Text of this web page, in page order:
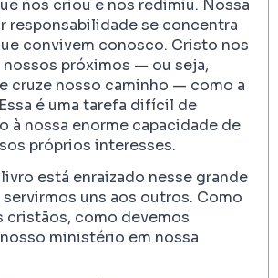
nos criou e nos redimiu. Nossa
responsabilidade se concentra
convivem conosco. Cristo nos
nossos próximos — ou seja,
cruze nosso caminho — como a
é uma tarefa difícil de
à nossa enorme capacidade de
próprios interesses.
está enraizado nesse grande
servirmos uns aos outros. Como
cristãos, como devemos
ministério em nossa